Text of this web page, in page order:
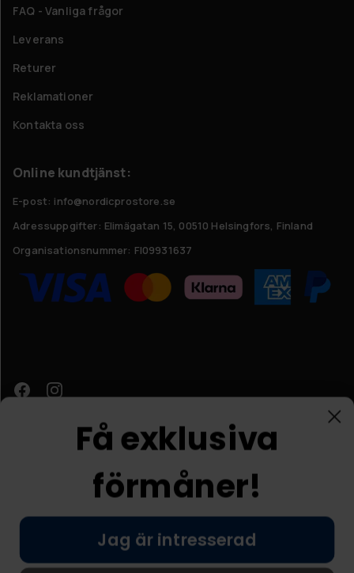
FAQ - Vanliga frågor
Leverans
Returer
Reklamationer
Kontakta oss
Online kundtjänst:
E-post: info@nordicprostore.se
Adressuppgifter: Elimägatan 15, 00510 Helsingfors, Finland
Organisationsnummer: FI09931637
© Nordic Prostore 2026
Allmänna villkor
Få exklusiva
förmåner!
Jag är intresserad